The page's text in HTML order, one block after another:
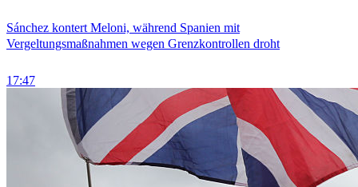
Sánchez kontert Meloni, während Spanien mit
Vergeltungsmaßnahmen wegen Grenzkontrollen droht
17:47